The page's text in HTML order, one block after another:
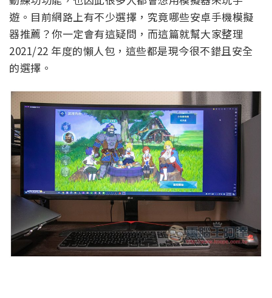
遊。目前網路上有不少選擇，究竟哪些安卓手機模擬
器推薦？你一定會有這疑問，而這篇就幫大家整理
2021/22 年度的懶人包，這些都是現今很不錯且安全
的選擇。